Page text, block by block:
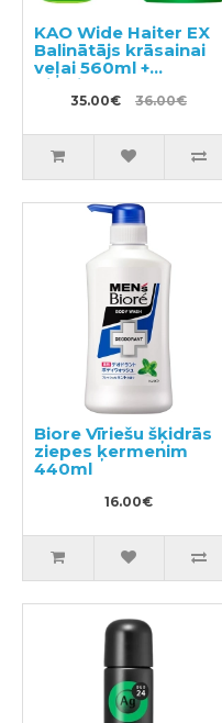
KAO Wide Haiter EX
Balinātājs krāsainai
veļai 560ml +
pildviela 820ml
35.00€ 36.00€
Biore Vīriešu šķidrās
ziepes ķermenim
440ml
16.00€